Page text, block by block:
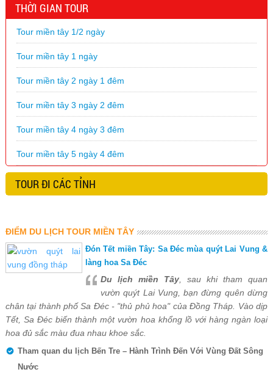
THỜI GIAN TOUR
Tour miền tây 1/2 ngày
Tour miền tây 1 ngày
Tour miền tây 2 ngày 1 đêm
Tour miền tây 3 ngày 2 đêm
Tour miền tây 4 ngày 3 đêm
Tour miền tây 5 ngày 4 đêm
TOUR ĐI CÁC TỈNH
ĐIỂM DU LỊCH TOUR MIỀN TÂY
Đón Tết miền Tây: Sa Đéc mùa quýt Lai Vung &
làng hoa Sa Đéc
Du lịch miền Tây , sau khi tham quan
vườn quýt Lai Vung, bạn đừng quên dừng
chân tại thành phố Sa Đéc - "thủ phủ hoa" của Đồng Tháp. Vào dịp
Tết, Sa Đéc biến thành một vườn hoa khổng lồ với hàng ngàn loại
hoa đủ sắc màu đua nhau khoe sắc.
Tham quan du lịch Bến Tre – Hành Trình Đến Với Vùng Đất Sông
Nước